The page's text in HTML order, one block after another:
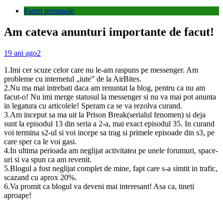
Pareri personale
Am cateva anunturi importante de facut!
19 ani ago2
1.Imi cer scuze celor care nu le-am raspuns pe messenger. Am
probleme cu internetul „iute” de la AirBites.
2.Nu ma mai intrebati daca am renuntat la blog, pentru ca nu am
facut-o! Nu imi merge statusul la messenger si nu va mai pot anunta
in legatura cu articolele! Speram ca se va rezolva curand.
3.Am inceput sa ma uit la Prison Break(serialul fenomen) si deja
sunt la episodul 13 din seria a 2-a, mai exact episodul 35. In curand
voi termina s2-ul si voi incepe sa trag si primele episoade din s3, pe
care sper ca le voi gasi.
4.In ultima perioada am neglijat activitatea pe unele forumuri, space-
uri si va spun ca am revenit.
5.Blogul a fost neglijat complet de mine, fapt care s-a simtit in trafic,
scazand cu aprox 20%.
6.Va promit ca blogul va deveni mai interesant! Asa ca, tineti
aproape!